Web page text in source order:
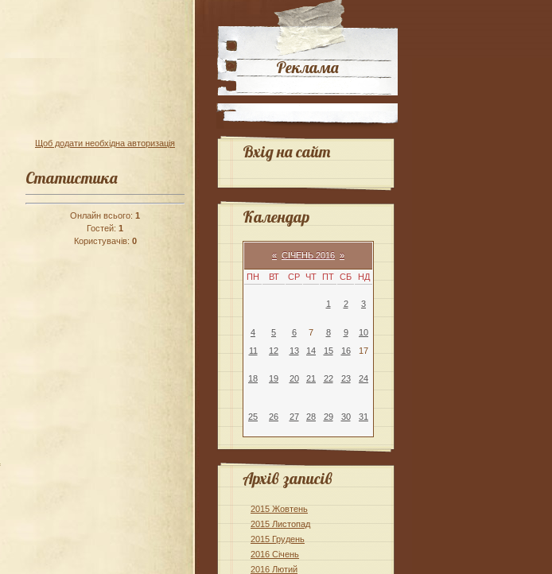
Щоб додати необхідна авторизація
Статистика
Онлайн всього: 1
Гостей: 1
Користувачів: 0
Реклама
Вхід на сайт
Календар
« СІЧЕНЬ 2016 »
ПН ВТ СР ЧТ ПТ СБ НД
1 2 3
4 5 6 7 8 9
10
11
12 13 14 15 16 17
18 19 20 21 22 23 24
25 26 27 28 29 30 31
Архів записів
2015 Жовтень
2015 Листопад
2015 Грудень
2016 Січень
2016 Лютий